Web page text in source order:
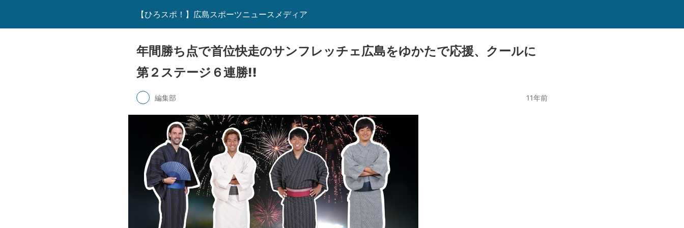
【ひろスポ！】広島スポーツニュースメディア
年間勝ち点で首位快走のサンフレッチェ広島をゆかたで応援、クールに
第２ステージ６連勝!!
編集部 11年前